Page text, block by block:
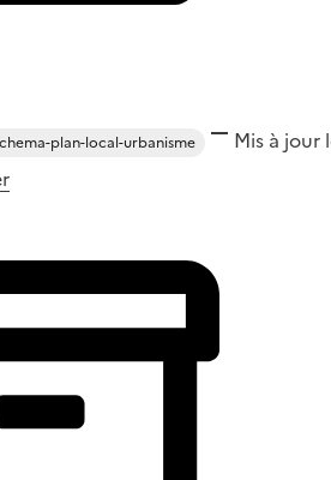
plan-local-urbanisme Mis à jour